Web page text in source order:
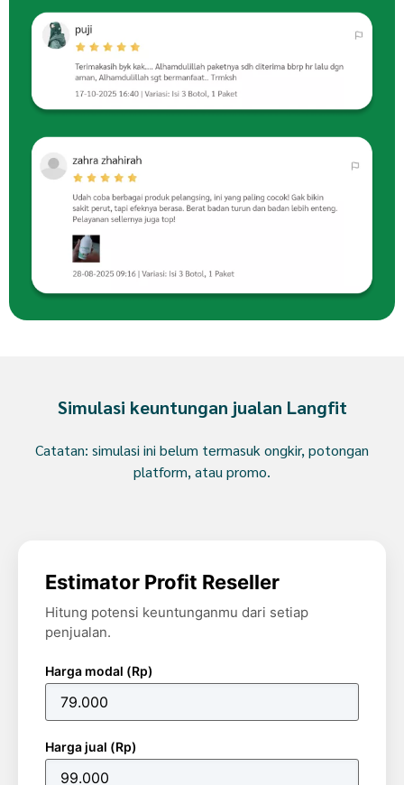
Simulasi keuntungan jualan Langfit
Catatan: simulasi ini belum termasuk ongkir, potongan
platform, atau promo.
Estimator Profit Reseller
Hitung potensi keuntunganmu dari setiap
penjualan.
Harga modal (Rp)
Harga jual (Rp)